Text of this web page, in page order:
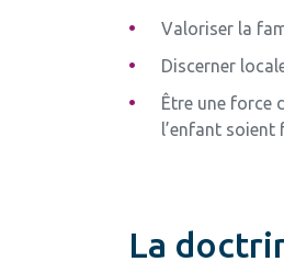
Valoriser la
Discerner
Être une force
l’enfant soient
La